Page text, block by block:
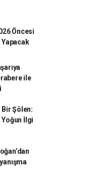
Öncesi
ile
Bir Şölen:
İlgi